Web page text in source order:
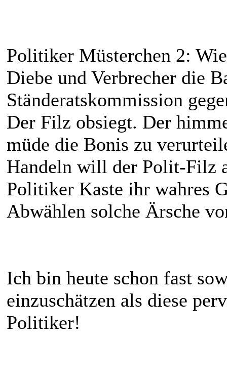
Politiker Müsterchen 2:
Diebe und Verbrecher die
Ständeratskommission
Der Filz obsiegt. Der
müde die Bonis zu
Handeln will der Polit-Filz
Politiker Kaste ihr wahres
Abwählen solche Ärsche
Ich bin heute schon fast
einzuschätzen als diese
Politiker!